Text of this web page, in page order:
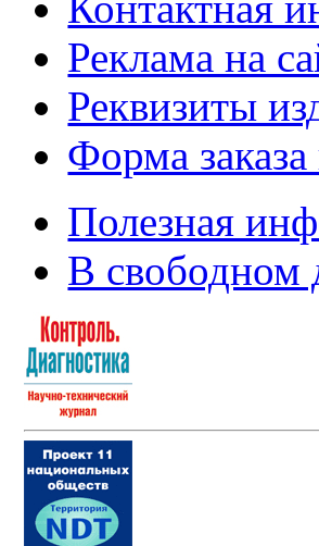
Реклама на
Реквизиты
Форма
Полезная
В свободном